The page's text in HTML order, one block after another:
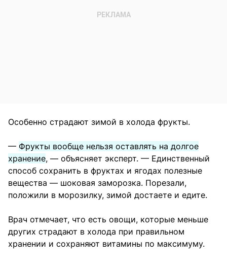
Особенно страдают зимой в холода фрукты.
— Фрукты вообще нельзя оставлять на долгое
хранение, — объясняет эксперт. — Единственный
способ сохранить в фруктах и ягодах полезные
вещества — шоковая заморозка. Порезали,
положили в морозилку, зимой достаете и едите.
Врач отмечает, что есть овощи, которые меньше
других страдают в холода при правильном
хранении и сохраняют витамины по максимуму.